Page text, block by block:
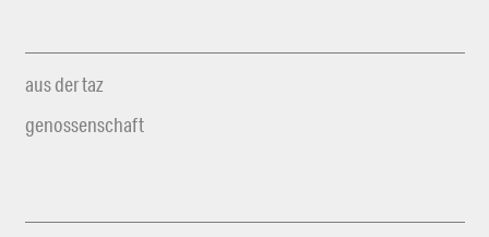
aus der taz
genossenschaft